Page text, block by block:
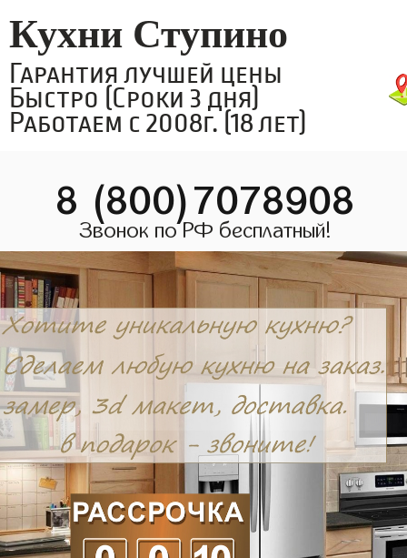
Кухни Ступино
Гарантия лучшей цены
Быстро (Сроки 3 дня)
Работаем с 2008г. (18 лет)
8 (800)7078908
Звонок по РФ бесплатный!